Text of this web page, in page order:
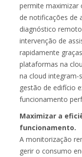
permite maximizar
de notificações de
diagnóstico
intervenção de
rapidamente
plataformas na
na cloud integram-
gestão de edifício
funcionamento
Maximizar a
funcionamento.
A monitorização
gerir o consumo